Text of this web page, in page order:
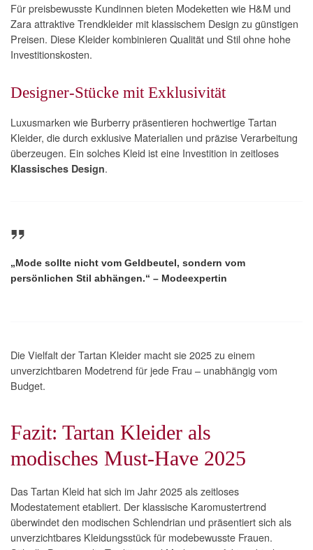
Für preisbewusste Kundinnen bieten Modeketten wie H&M und
Zara attraktive Trendkleider mit klassischem Design zu günstigen
Preisen. Diese Kleider kombinieren Qualität und Stil ohne hohe
Investitionskosten.
Designer-Stücke mit Exklusivität
Luxusmarken wie Burberry präsentieren hochwertige Tartan
Kleider, die durch exklusive Materialien und präzise Verarbeitung
überzeugen. Ein solches Kleid ist eine Investition in zeitloses
Klassisches Design.
„Mode sollte nicht vom Geldbeutel, sondern vom
persönlichen Stil abhängen.“ – Modeexpertin
Die Vielfalt der Tartan Kleider macht sie 2025 zu einem
unverzichtbaren Modetrend für jede Frau – unabhängig vom
Budget.
Fazit: Tartan Kleider als
modisches Must-Have 2025
Das Tartan Kleid hat sich im Jahr 2025 als zeitloses
Modestatement etabliert. Der klassische Karomustertrend
überwindet den modischen Schlendrian und präsentiert sich als
unverzichtbares Kleidungsstück für modebewusste Frauen.